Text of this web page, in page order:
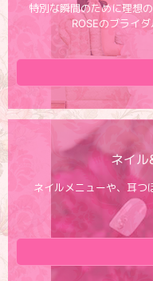
特別な瞬間のために理想
ROSEのブライ
ネイル
ネイルメニューや、耳つ